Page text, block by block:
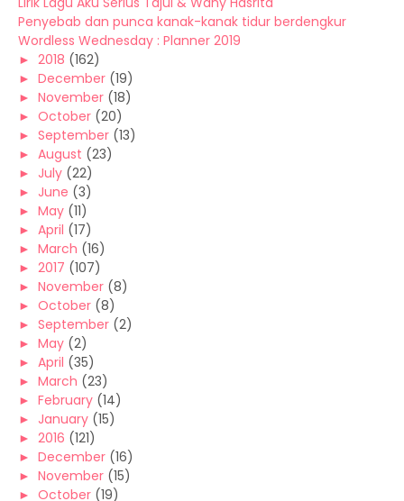
Penyebab dan punca kanak-kanak tidur berdengkur
Wordless Wednesday : Planner 2019
► 2018 (162)
► December (19)
► November (18)
► October (20)
► September (13)
► August (23)
► July (22)
► June (3)
► May (11)
► April (17)
► March (16)
► 2017 (107)
► November (8)
► October (8)
► September (2)
► May (2)
► April (35)
► March (23)
► February (14)
► January (15)
► 2016 (121)
► December (16)
► November (15)
► October (19)